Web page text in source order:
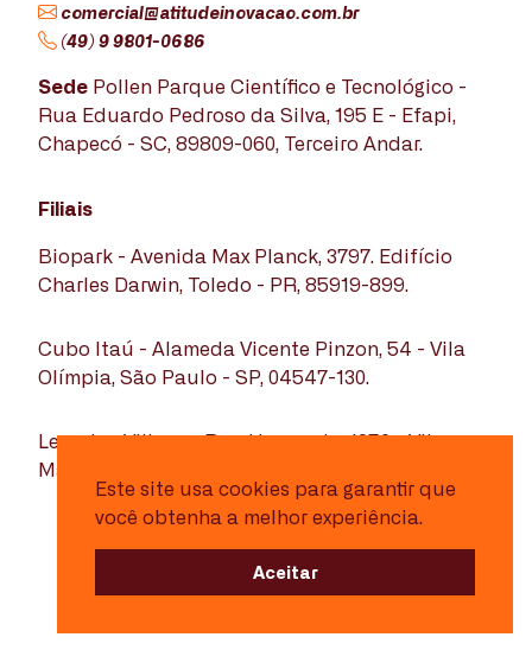
comercial@atitudeinovacao.com.br
(49) 9 9801-0686
Sede Pollen Parque Científico e Tecnológico -
Rua Eduardo Pedroso da Silva, 195 E - Efapi,
Chapecó - SC, 89809-060, Terceiro Andar.
Filiais
Biopark - Avenida Max Planck, 3797. Edifício
Charles Darwin, Toledo - PR, 85919-899.
Cubo Itaú - Alameda Vicente Pinzon, 54 - Vila
Olímpia, São Paulo - SP, 04547-130.
Learning Village - Rua Harmonia, 1250 - Vila
Madalena, São Paulo - SP, 05435-001.
Este site usa cookies para garantir que
você obtenha a melhor experiência.
Aceitar